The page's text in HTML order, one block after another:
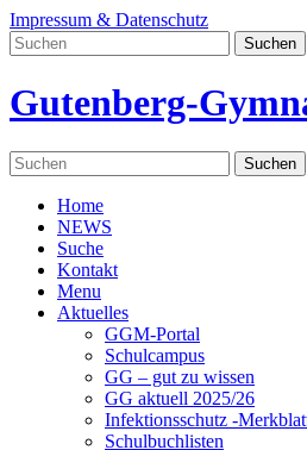
Impressum & Datenschutz
Gutenberg-
Home
NEWS
Suche
Kontakt
Menu
Aktuelles
GGM-Portal
Schulcampus
GG – gut zu wissen
GG aktuell 2025/26
Infektionsschutz -
Schulbuchlisten